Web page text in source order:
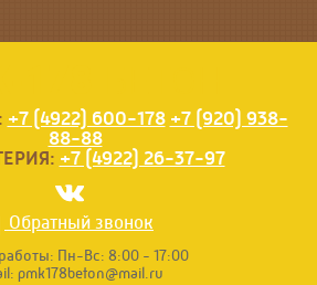
+7 (4922) 600-178 +7 (920) 938-
88-88
+7 (4922) 26-37-97
Обратный звонок
Пн-Вс: 8:00 - 17:00
pmk178beton@mail.ru